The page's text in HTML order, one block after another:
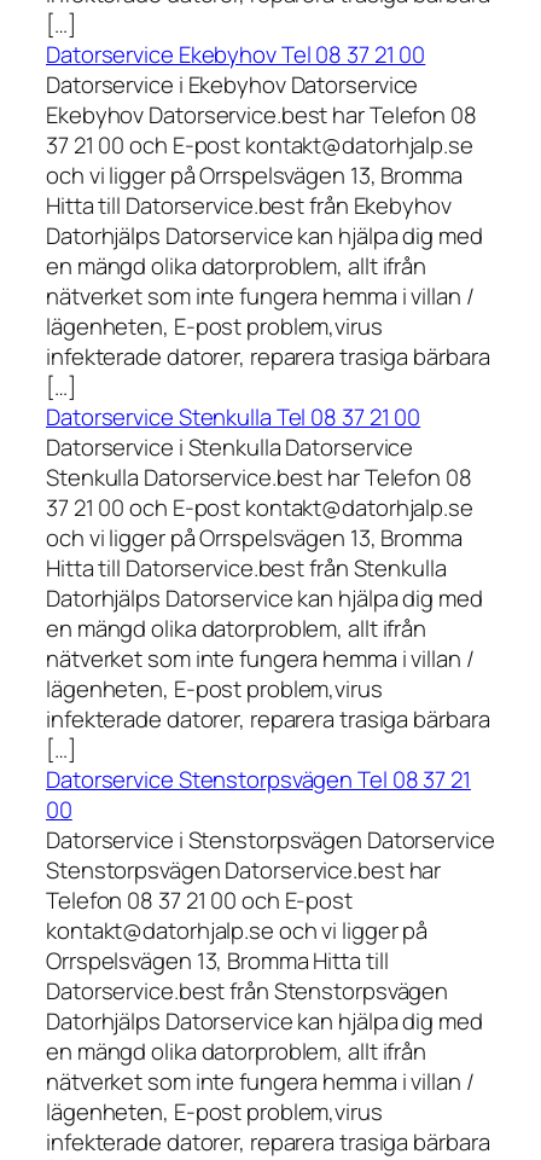
[…]
Datorservice Ekebyhov Tel 08 37 21 00
Datorservice i Ekebyhov Datorservice
Ekebyhov Datorservice.best har Telefon 08
37 21 00 och E-post kontakt@datorhjalp.se
och vi ligger på Orrspelsvägen 13, Bromma
Hitta till Datorservice.best från Ekebyhov
Datorhjälps Datorservice kan hjälpa dig med
en mängd olika datorproblem, allt ifrån
nätverket som inte fungera hemma i villan /
lägenheten, E-post problem,virus
infekterade datorer, reparera trasiga bärbara
[…]
Datorservice Stenkulla Tel 08 37 21 00
Datorservice i Stenkulla Datorservice
Stenkulla Datorservice.best har Telefon 08
37 21 00 och E-post kontakt@datorhjalp.se
och vi ligger på Orrspelsvägen 13, Bromma
Hitta till Datorservice.best från Stenkulla
Datorhjälps Datorservice kan hjälpa dig med
en mängd olika datorproblem, allt ifrån
nätverket som inte fungera hemma i villan /
lägenheten, E-post problem,virus
infekterade datorer, reparera trasiga bärbara
[…]
Datorservice Stenstorpsvägen Tel 08 37 21
00
Datorservice i Stenstorpsvägen Datorservice
Stenstorpsvägen Datorservice.best har
Telefon 08 37 21 00 och E-post
kontakt@datorhjalp.se och vi ligger på
Orrspelsvägen 13, Bromma Hitta till
Datorservice.best från Stenstorpsvägen
Datorhjälps Datorservice kan hjälpa dig med
en mängd olika datorproblem, allt ifrån
nätverket som inte fungera hemma i villan /
lägenheten, E-post problem,virus
infekterade datorer, reparera trasiga bärbara